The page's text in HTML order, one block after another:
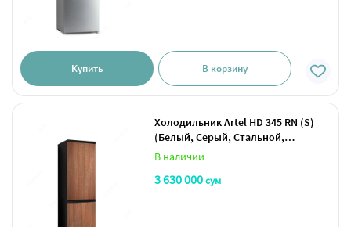
Купить В корзину
Холодильник Artel HD 345 RN (S)
(Белый, Серый, Стальной,
Красный, Мебельный)
В наличии
3 630 000сум